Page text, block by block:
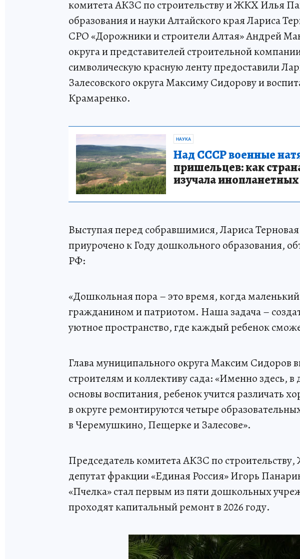
комитета АКЗС по строительству и ЖКХ Илья
образования и науки Алтайского края Лариса
СРО «Дорожники и строители Алтая» Андрей
округа и представителей строительной
символическую красную ленту предоставили
Залесовского округа Максиму Сидорову и
Крамаренко.
НАУКА
Над СССР военные
пришельцев: как
изучала
Выступая перед собравшимися, Лариса
приурочено к Году дошкольного образования,
РФ:
«Дошкольная пора – это время, когда маленький
гражданином и патриотом. Наша задача –
уютное пространство, где каждый ребенок
Глава муниципального округа Максим Сидоров
строителям и коллективу сада: «Именно здесь,
основы воспитания, ребенок учится различать
в округе ремонтируются четыре
в Черемушкино, Пещерке и Залесове».
Председатель комитета АКЗС по
депутат фракции «Единая Россия» Игорь
«Пчелка» стал первым из пяти дошкольных
проходят капитальный ремонт в 2026 году.